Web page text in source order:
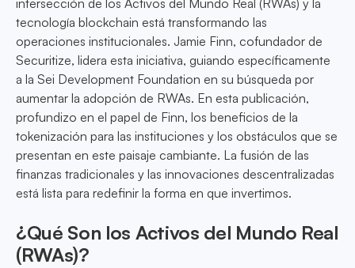
intersección de los Activos del Mundo Real (RWAs) y la
tecnología blockchain está transformando las
operaciones institucionales. Jamie Finn, cofundador de
Securitize, lidera esta iniciativa, guiando específicamente
a la Sei Development Foundation en su búsqueda por
aumentar la adopción de RWAs. En esta publicación,
profundizo en el papel de Finn, los beneficios de la
tokenización para las instituciones y los obstáculos que se
presentan en este paisaje cambiante. La fusión de las
finanzas tradicionales y las innovaciones descentralizadas
está lista para redefinir la forma en que invertimos.
¿Qué Son los Activos del Mundo Real
(RWAs)?